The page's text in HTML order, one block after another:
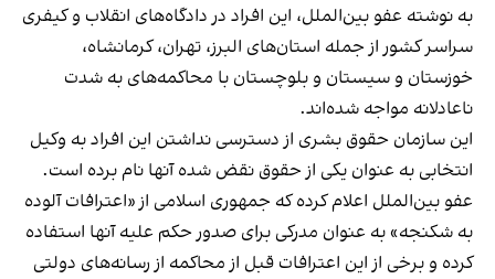
به نوشته عفو بین‌الملل، این افراد در دادگاه‌های انقلاب و کیفری
سراسر کشور از جمله استان‌های البرز، تهران، کرمانشاه،
خوزستان و سیستان و بلوچستان با محاکمه‌های به شدت
ناعادلانه مواجه شده‌اند.
این سازمان حقوق بشری از دسترسی نداشتن این افراد به وکیل
انتخابی به عنوان یکی از حقوق نقض شده آنها نام برده است.
عفو بین‌الملل اعلام کرده که جمهوری اسلامی از «اعترافات آلوده
به شکنجه» به عنوان مدرکی برای صدور حکم علیه آنها استفاده
کرده و برخی از این اعترافات قبل از محاکمه از رسانه‌های دولتی